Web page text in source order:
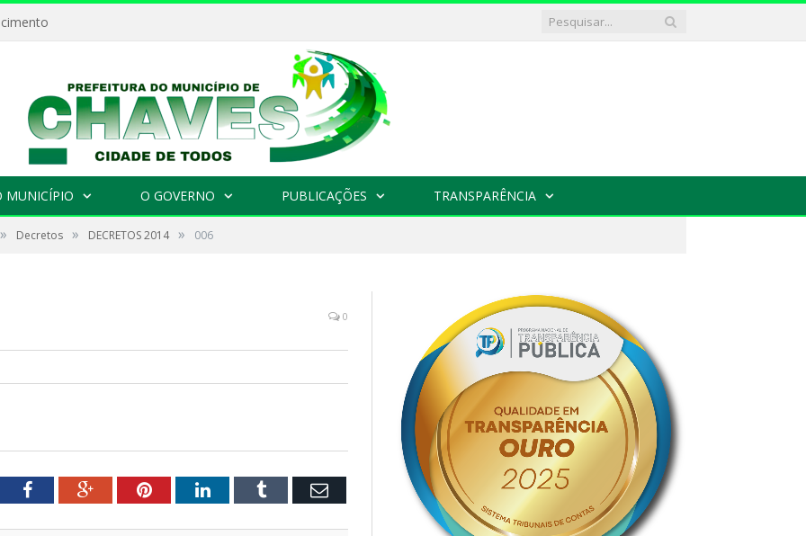
MUNICÍPIO O GOVERNO PUBLICAÇÕES TRANSPARÊNCIA
» Decretos » DECRETOS 2014 » 006
0
FacebookGoogle+PinterestLinkedInTumblr Email